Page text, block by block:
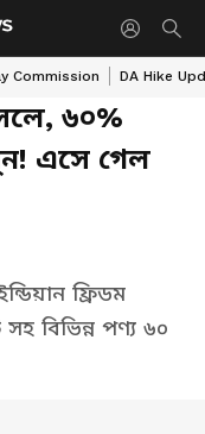
Commission DA Hike
৬০%
এসে গেল
ফ্রিডম
বিভিন্ন পণ্য ৬০